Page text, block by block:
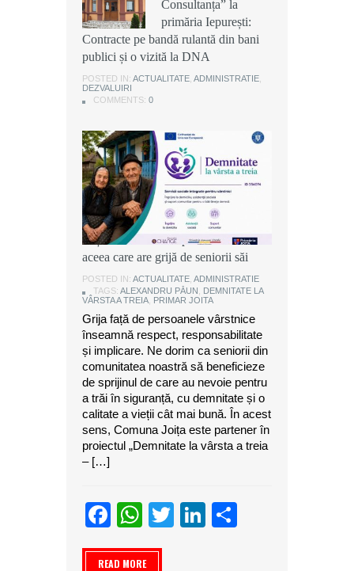
Consultanța” la
primăria Iepurești:
Contracte pe bandă rulantă din bani
publici și o vizită la DNA
POSTED IN: ACTUALITATE ADMINISTRATIE
DEZVALUIRI
COMMENTS: 0
Consultanța” la
primăria Iepurești:
Contracte pe bandă rulantă din bani
publici și o vizită la DNA
POSTED IN: ACTUALITATE ADMINISTRATIE
DEZVALUIRI
COMMENTS: 0
Consultanța” la
primăria Iepurești:
Contracte pe bandă rulantă din bani
publici și o vizită la DNA
POSTED IN: ACTUALITATE ADMINISTRATIE
DEZVALUIRI
COMMENTS: 0
Alexandru Păun, primarul comunei
Joița: O comunitate puternică este
aceea care are grijă de seniorii săi
POSTED IN: ACTUALITATE ADMINISTRATIE
TAGS: ALEXANDRU PĂUN
DEMNITATE LA
VÂRSTA A TREIA PRIMAR JOITA
Grija față de persoanele vârstnice
înseamnă respect, responsabilitate
și implicare. Ne dorim ca seniorii din
comunitatea noastră să beneficieze
de sprijinul de care au nevoie pentru
a trăi în siguranță, cu demnitate și o
calitate a vieții cât mai bună. În acest
sens, Comuna Joița este partener în
proiectul „Demnitate la vârsta a treia
– […]
Facebook
WhatsApp
TwitterLinkedIn
READ MORE